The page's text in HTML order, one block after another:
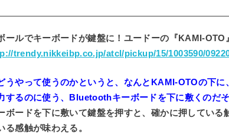
ールでキーボードが鍵盤に！ユードーの『KAMI-OTO
trendy.nikkeibp.co.jp/atcl/pickup/15/1003590/
うやって使うのかというと、なんとKAMI-OTOの下
するのに使う、Bluetoothキーボードを下に敷くのだそ
ボードを下に敷いて鍵盤を押すと、確かに押している
る感触が味わえる。